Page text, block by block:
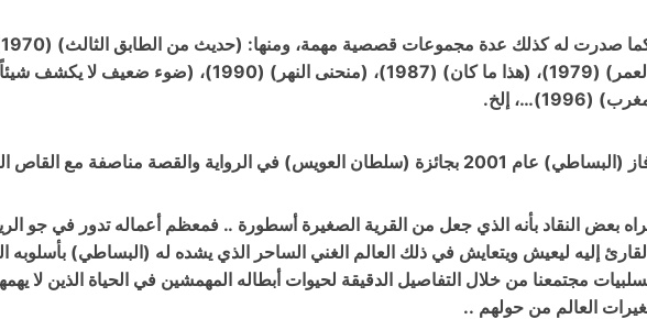
(1996)…، إلخ.
عام 2001 بجائزة (سلطان العويس) في الرواية والقصة مناصفة مع القاص السوري (زكريا تامر).
بعض النقاد بأنه الذي جعل من القرية الصغيرة أسطورة .. فمعظم أعماله تدور في جو
إليه ليعيش ويتعايش في ذلك العالم الغني الساحر الذي يشده له (البساطي) بأسلوبه
مجتمعنا من خلال التفاصيل الدقيقة لحيوات أبطاله المهمشين في الحياة الذين لا
العالم من حولهم ..